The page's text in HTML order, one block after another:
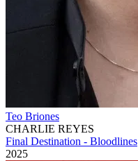
Teo Briones
CHARLIE REYES
Final Destination - Bloodlines
2025